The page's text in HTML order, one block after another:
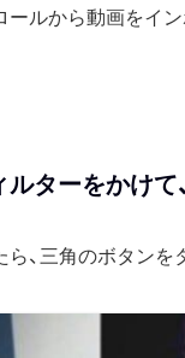
ールから動画をイ
ルターをかけて
ら、三角のボタンを